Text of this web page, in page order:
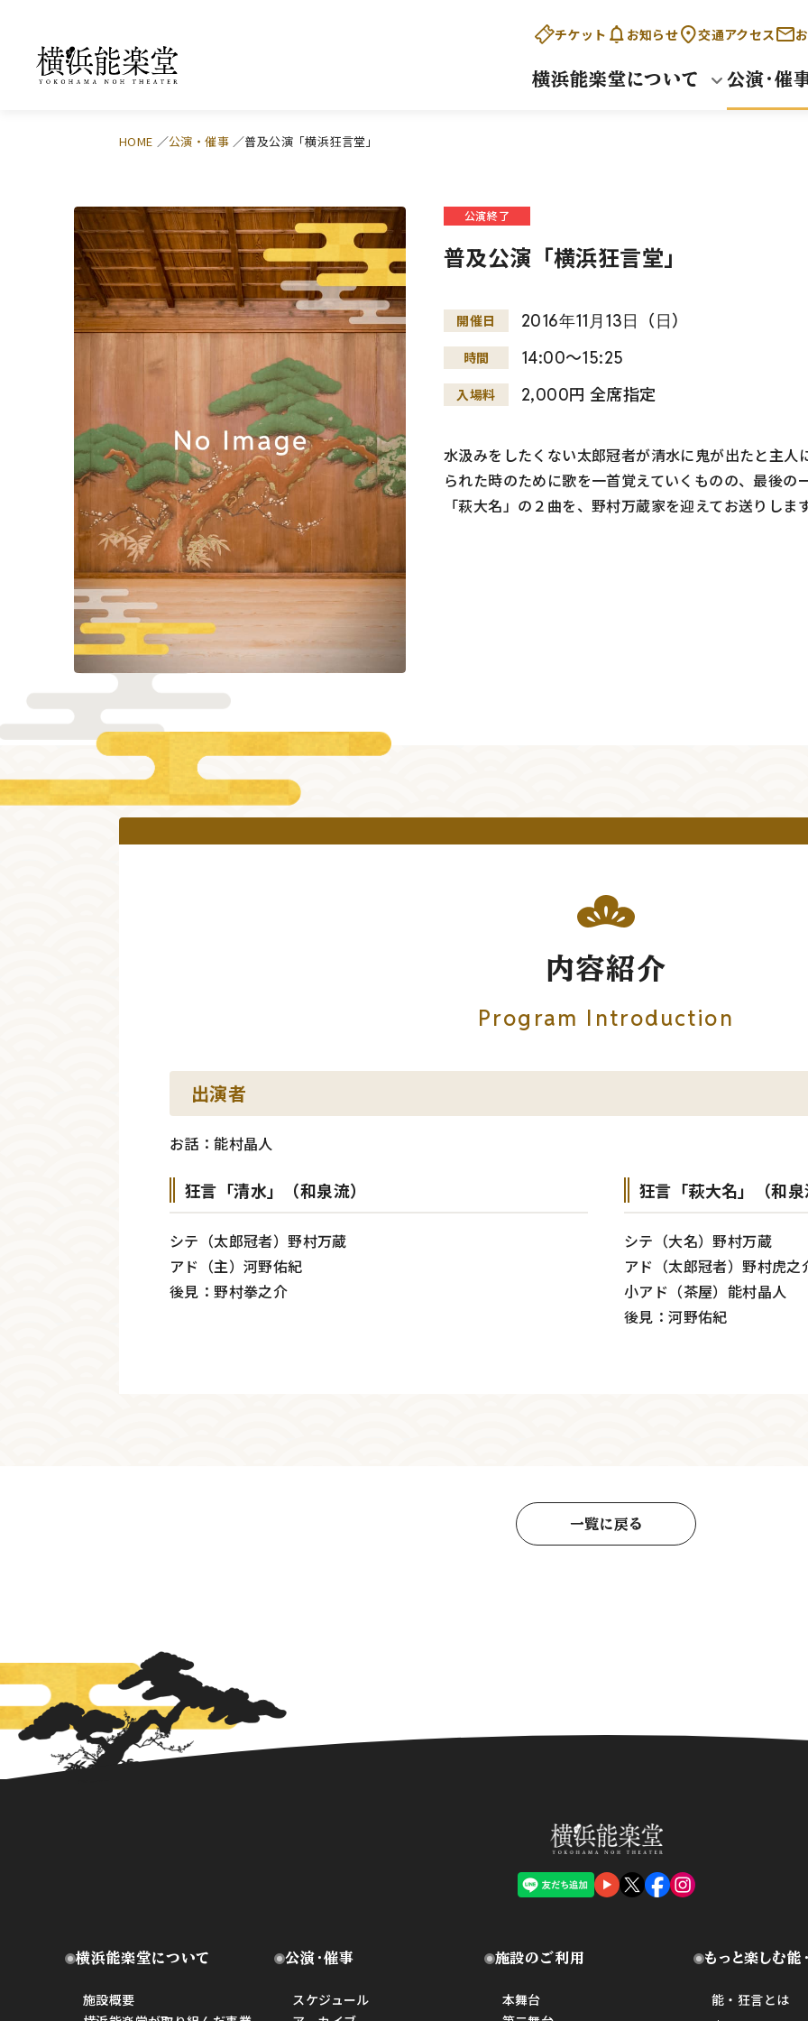
チケット お知らせ 交通アクセス
横浜能楽堂について 公演・催
HOME 公演・催事 普及公演「横浜狂言堂」
公演終了
普及公演「横浜狂言堂」
開催日 2016年11 月 13日 （日）
時間 14:00～15:25
入場料 2,000円 全席指定
水汲みをしたくない太郎冠者が清水に鬼が出たと主
られた時のために歌を一首覚えていくものの、最後
「萩大名」の２曲を、野村万蔵家を迎えてお送りしま
内容紹介
Program Introduction
出演者
お話：能村晶人
狂言「清水」（和泉流）
シテ（太郎冠者）野村万蔵
アド（主）河野佑紀
後見：野村拳之介
狂言「萩大名」（和
シテ（大名）野村万蔵
アド（太郎冠者）野村虎之
小アド（茶屋）能村晶人
後見：河野佑紀
一覧に戻る
横浜能楽堂について
施設概要
公演・催事
スケジュール
施設のご利用
本舞台
もっと楽しむ能
能・狂言とは